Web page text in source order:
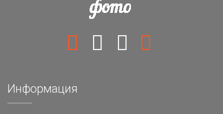
Информация